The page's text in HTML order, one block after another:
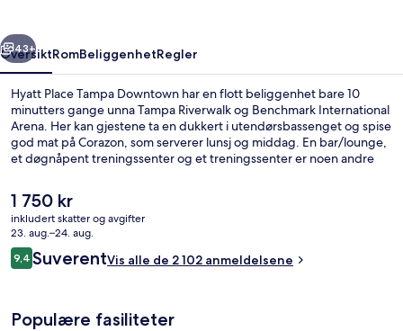
Neste
43+
OversiktRomBeliggenhetRegler
Hyatt Place Tampa Downtown har en flott beliggenhet bare 10
minutters gange unna Tampa Riverwalk og Benchmark International
Arena. Her kan gjestene ta en dukkert i utendørsbassenget og spise
god mat på Corazon, som serverer lunsj og middag. En bar/lounge,
et døgnåpent treningssenter og et treningssenter er noen andre
og de komfortable sengene.
Den
nåværende
prisen
er
1 750 kr
1 750 kr
inkludert skatter og avgifter
23. aug.–24. aug.
Anmeldelser
9,49,4 av 10 –
SuverentVis alle de 2 102 anmeldelsene
Populære fasiliteter